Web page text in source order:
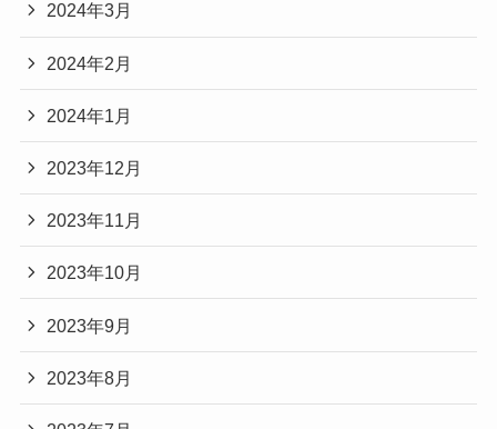
2024年3月
2024年2月
2024年1月
2023年12月
2023年11月
2023年10月
2023年9月
2023年8月